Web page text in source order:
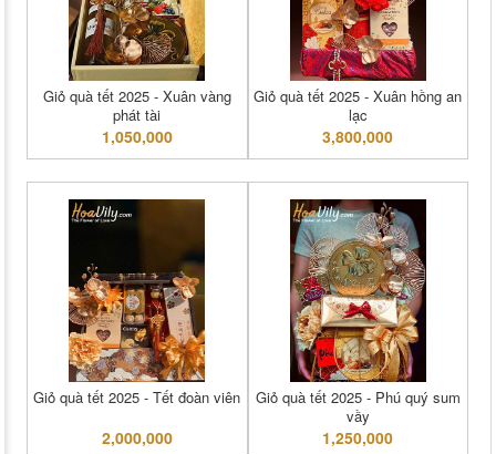
Giỏ quà tết 2025 - Xuân vàng
phát tài
1,050,000
Giỏ quà tết 2025 - Xuân hồng an
lạc
3,800,000
Giỏ quà tết 2025 - Tết đoàn viên
2,000,000
Giỏ quà tết 2025 - Phú quý sum
vầy
1,250,000